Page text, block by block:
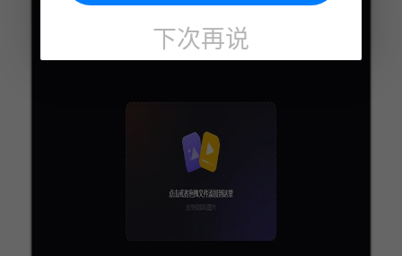
下次再说